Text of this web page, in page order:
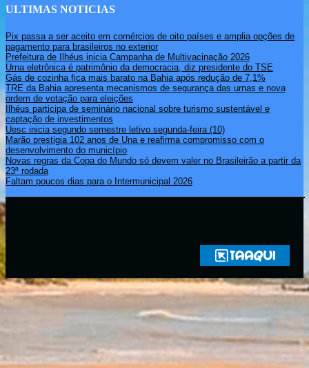
ULTIMAS NOTICIAS
Pix passa a ser aceito em comércios de oito países e amplia opções de
pagamento para brasileiros no exterior
Prefeitura de Ilhéus inicia Campanha de Multivacinação 2026
Urna eletrônica é patrimônio da democracia, diz presidente do TSE
Gás de cozinha fica mais barato na Bahia após redução de 7,1%
TRE da Bahia apresenta mecanismos de segurança das urnas e nova
ordem de votação para eleições
Ilhéus participa de seminário nacional sobre turismo sustentável e
captação de investimentos
Uesc inicia segundo semestre letivo segunda-feira (10)
Marão prestigia 102 anos de Una e reafirma compromisso com o
desenvolvimento do município
Novas regras da Copa do Mundo só devem valer no Brasileirão a partir da
23ª rodada
Faltam poucos dias para o Intermunicipal 2026